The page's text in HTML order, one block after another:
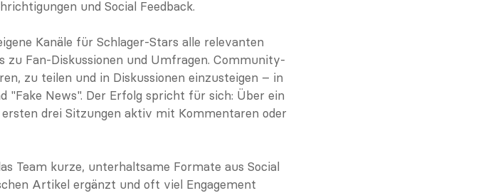
und Social Feedback.
Kanäle für Schlager-Stars alle relevanten
zu Fan-Diskussionen und Umfragen. Community-
zu teilen und in Diskussionen einzusteigen – in
"Fake News". Der Erfolg spricht für sich: Über ein
drei Sitzungen aktiv mit Kommentaren oder
Team kurze, unterhaltsame Formate aus Social
Artikel ergänzt und oft viel Engagement